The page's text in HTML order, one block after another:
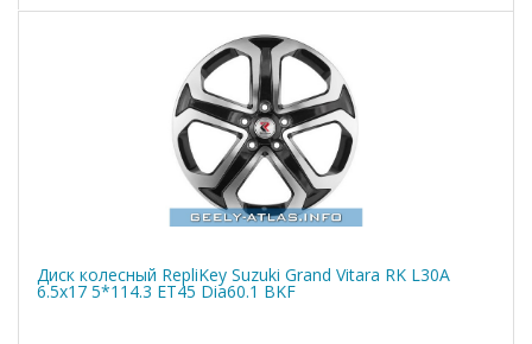
Диск колесный RepliKey Suzuki Grand Vitara RK L30A
6.5x17 5*114.3 ET45 Dia60.1 BKF